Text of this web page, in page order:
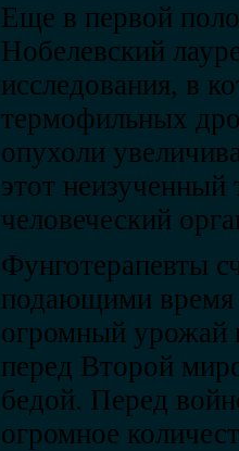
Еще в первой
Нобелевский
исследования, в
термофильных
опухоли
этот
человеческий
Фунготерапевты
подающими время
огромный урожай
перед Второй
бедой. Перед
огромное